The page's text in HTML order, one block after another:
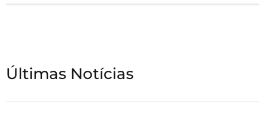
Últimas Notícias